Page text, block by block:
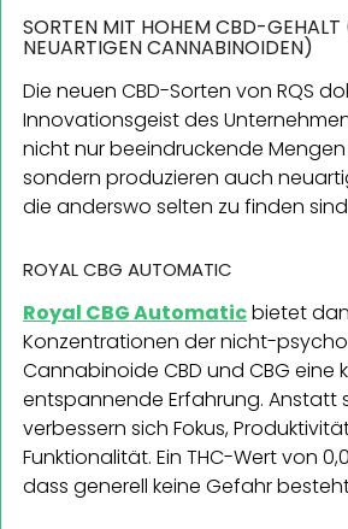
SORTEN MIT HOHEM CBD-GEHALT
NEUARTIGEN CANNABINOIDEN)
Die neuen CBD-Sorten von RQS
Innovationsgeist des
nicht nur beeindruckende
sondern produzieren auch
die anderswo selten zu finden
ROYAL CBG AUTOMATIC
Royal CBG Automaticbietet
Konzentrationen der nicht-
Cannabinoide CBD und CBG eine
entspannende Erfahrung. Anstatt
verbessern sich Fokus,
Funktionalität. Ein THC-Wert von
dass generell keine Gefahr